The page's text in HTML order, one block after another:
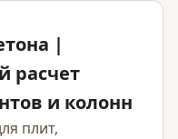
|
расчет
и колонн
плит,